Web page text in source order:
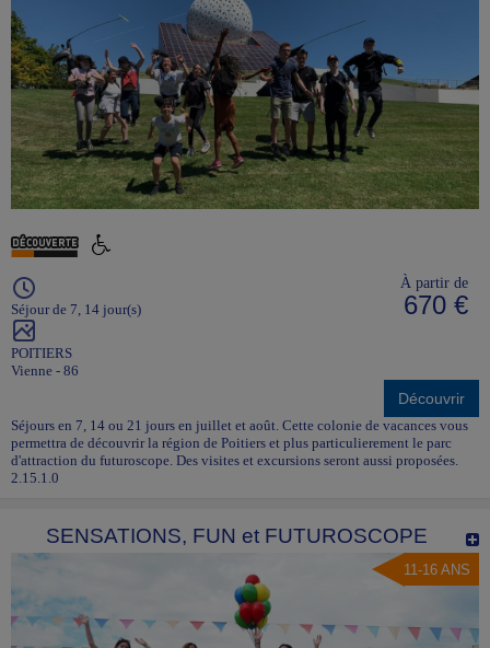
Séjour de 7, 14 jour(s)
POITIERS
Vienne - 86
À partir de
670 €
Découvrir
Séjours en 7, 14 ou 21 jours en juillet et août. Cette colonie de vacances vous
permettra de découvrir la région de Poitiers et plus particulierement le parc
d'attraction du futuroscope. Des visites et excursions seront aussi proposées.
2.15.1.0
SENSATIONS, FUN et FUTUROSCOPE
11-16 ANS